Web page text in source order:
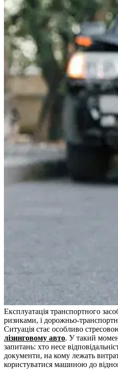
Експлуатація транспортного
ризиками, і дорожньо-
Ситуація стає особливо
лізинговому авто. У такий
запитань: хто несе
документи, на кому лежать
користуватися машиною до